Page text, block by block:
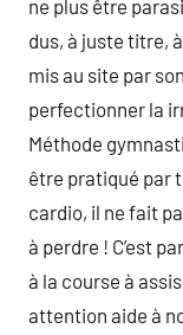
ne plus être
dus, à juste titre,
mis au site par
perfectionner la
Méthode
être pratiqué par
cardio, il ne fait
à perdre ! C’est
à la course à
attention aide à